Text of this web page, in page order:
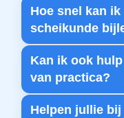
Hoe snel kan
scheikunde
Kan ik ook
van practica?
Helpen jullie